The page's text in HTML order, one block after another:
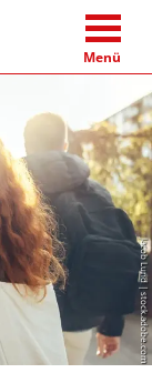
Menü
Jacob Lund | stock.adobe.com